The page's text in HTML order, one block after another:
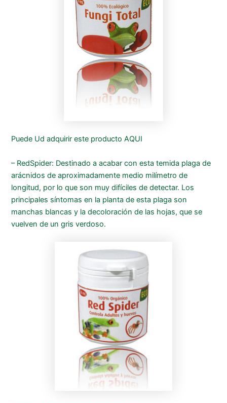
Puede Ud adquirir este producto AQUI
– RedSpider: Destinado a acabar con esta temida plaga de
arácnidos de aproximadamente medio milímetro de
longitud, por lo que son muy difíciles de detectar. Los
principales síntomas en la planta de esta plaga son
manchas blancas y la decoloración de las hojas, que se
vuelven de un gris verdoso.